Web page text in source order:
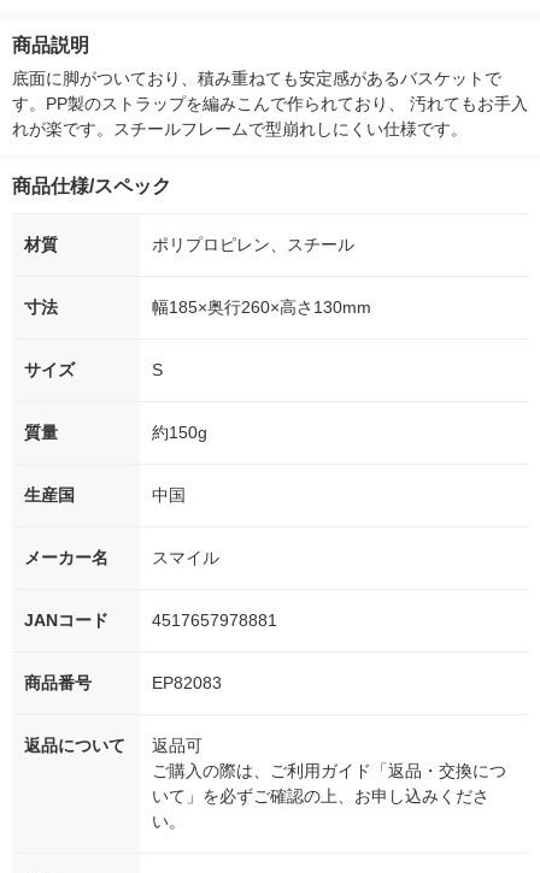
シ） オリジナル
商品説明
底面に脚がついており、積み重ねても安定感があるバスケットで
す。PP製のストラップを編みこんで作られており、 汚れてもお手入
れが楽です。スチールフレームで型崩れしにくい仕様です。
商品仕様/スペック
材質 ポリプロピレン、スチール
寸法 幅185×奥行260×高さ130mm
サイズ S
質量 約150g
生産国 中国
メーカー名 スマイル
JANコード 4517657978881
商品番号 EP82083
返品について
返品可
ご購入の際は、ご利用ガイド「返品・交換につ
いて」を必ずご確認の上、お申し込みくださ
い。